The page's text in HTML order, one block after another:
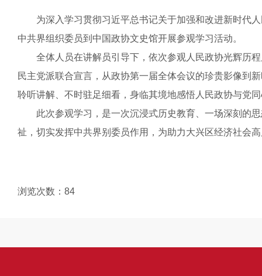
为深入学习贯彻习近平总书记关于加强和改进新时代人
中共界组织委员到中国政协文史馆开展参观学习活动。
全体人员在讲解员引导下，依次参观人民政协光辉历程
民主党派联合宣言，从政协第一届全体会议的珍贵影像到
聆听讲解、不时驻足细看，身临其境地感悟人民政协与党
此次参观学习，是一次沉浸式历史教育、一场深刻的思
祉，切实发挥中共界别委员作用，为助力大兴区经济社会
浏览次数： 84